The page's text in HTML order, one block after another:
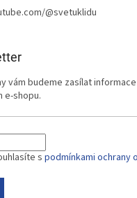
@svetuklidu
vám budeme zasílat
e-shopu.
s podmínkami ochrany